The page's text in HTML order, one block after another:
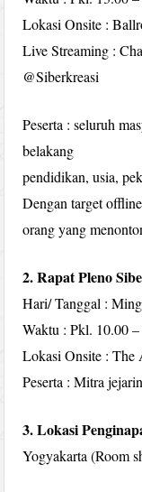
Lokasi Onsite :
Live Streaming :
@Siberkreasi
Peserta : seluruh
belakang
pendidikan, usia,
Dengan target
orang yang
2. Rapat Pleno
Hari/ Tanggal :
Waktu : Pkl. 10.00
Lokasi Onsite : The
Peserta : Mitra
3. Lokasi
Yogyakarta (Room